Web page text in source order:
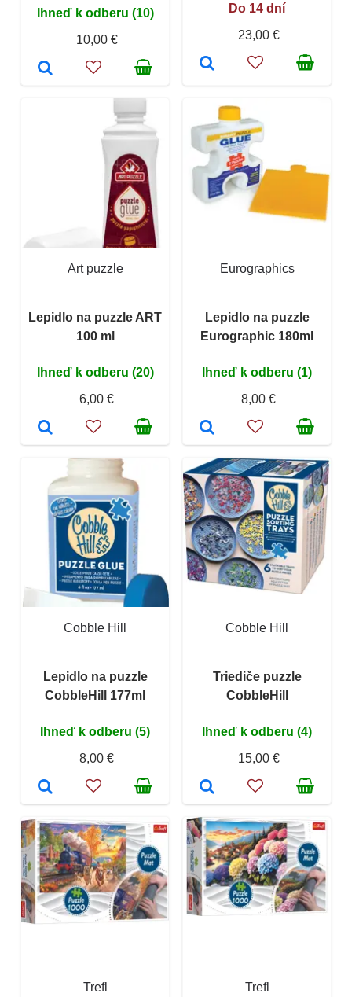
Ihneď k odberu (10)
10,00 €
Do 14 dní
23,00 €
Art puzzle
Lepidlo na puzzle ART
100 ml
Ihneď k odberu (20)
6,00 €
Eurographics
Lepidlo na puzzle
Eurographic 180ml
Ihneď k odberu (1)
8,00 €
Cobble Hill
Lepidlo na puzzle
CobbleHill 177ml
Ihneď k odberu (5)
8,00 €
Cobble Hill
Triediče puzzle
CobbleHill
Ihneď k odberu (4)
15,00 €
Trefl Trefl